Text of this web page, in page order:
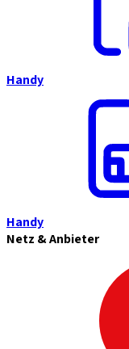
Handy
Handy
Netz & Anbieter